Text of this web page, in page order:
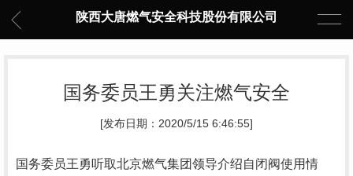
陕西大唐燃气安全科技股份有限公司
国务委员王勇关注燃气安全
[发布日期：2020/5/15 6:46:55]
国务委员王勇听取北京燃气集团领导介绍自闭阀使用情